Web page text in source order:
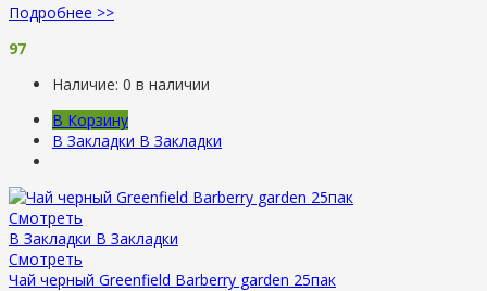
Подробнее >>
97
Наличие: 0 в наличии
В Корзину
В Закладки В Закладки
Смотреть
В Закладки В Закладки
Смотреть
Чай черный Greenfield Barberry garden 25пак